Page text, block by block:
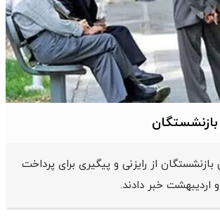
از رایزنی و پیگیری برای پرداخت
اردیبهشت خبر دادند.